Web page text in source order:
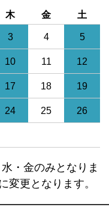
木 金 土
3 4 5
10 11 12
17 18 19
24 25 26
・金のみとなりま
更となります。